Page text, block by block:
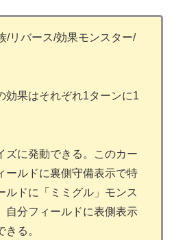
/リバース/効果モンスター/
果はそれぞれ1ターンに1
に発動できる。このカー
ールドに裏側守備表示で特
ルドに「ミミグル」モンス
自分フィールドに表側表示
る。